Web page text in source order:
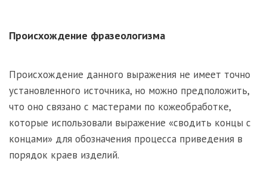
Происхождение фразеологизма
Происхождение данного выражения не имеет точно
установленного источника, но можно предположить,
что оно связано с мастерами по кожеобработке,
которые использовали выражение «сводить концы с
концами» для обозначения процесса приведения в
порядок краев изделий.